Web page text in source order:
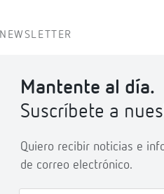
NEWSLETTER
Mantente al día.
Suscríbete a
Quiero recibir noticias e
de correo electrónico.